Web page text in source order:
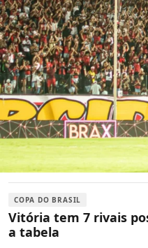
COPA DO BRASIL
Vitória tem 7 rivais
a tabela